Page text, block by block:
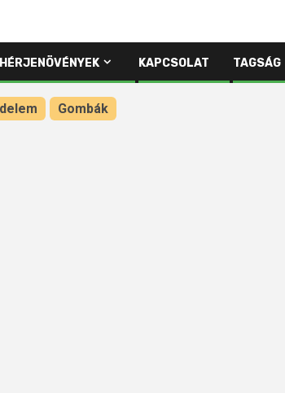
KAPCSOLAT TAGSÁG
Gombák